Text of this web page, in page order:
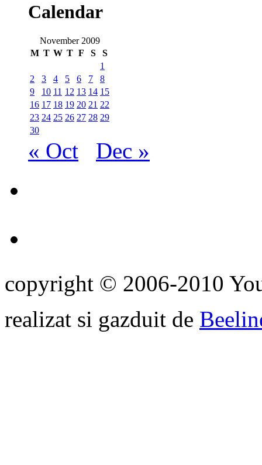
Calendar
November 2009
M T W T F S
S
1
2
3 4 5 6 7
8
9
10 11 12 13 14 15
16 17 18 19 20 21 22
23 24 25 26 27 28 29
30
« Oct Dec »
copyright © 2006-2010
realizat si gazduit de